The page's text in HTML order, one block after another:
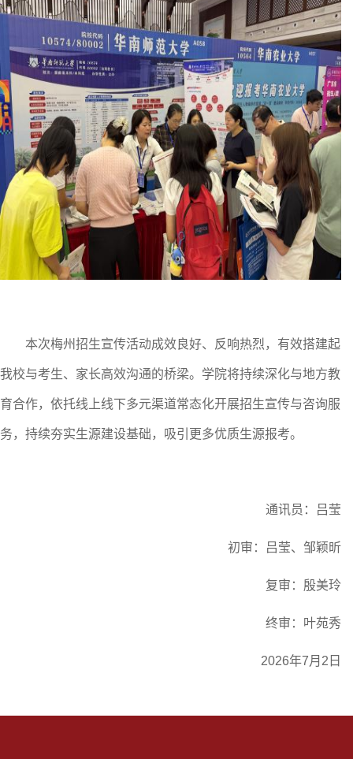
本次梅州招生宣传活动成效良好、反响热烈，有效搭建起
我校与考生、家长高效沟通的桥梁。学院将持续深化与地方教
育合作，依托线上线下多元渠道常态化开展招生宣传与咨询服
务，持续夯实生源建设基础，吸引更多优质生源报考。
通讯员 ：吕莹
初审：吕莹、邹颖昕
复审：殷美玲
终审：叶苑秀
2026年7月2日